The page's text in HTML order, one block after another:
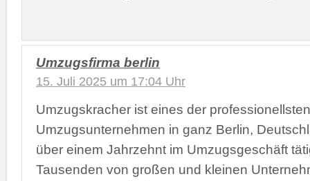
Umzugsfirma berlin
15. Juli 2025 um 17:04 Uhr
Umzugskracher ist eines der
Umzugsunternehmen in ganz Berlin,
über einem Jahrzehnt im Umzugsgeschäft
Tausenden von großen und kleinen